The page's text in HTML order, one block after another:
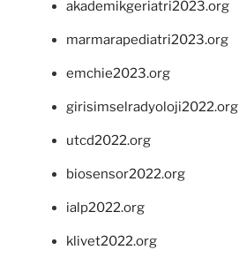
akademikgeriatri2023.org
marmarapediatri2023.org
emchie2023.org
girisimselradyoloji2022.org
utcd2022.org
biosensor2022.org
ialp2022.org
klivet2022.org